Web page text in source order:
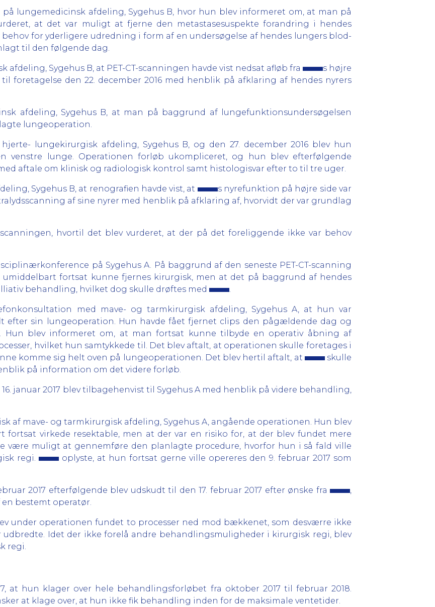
lungemedicinsk afdeling, Sygehus B, hvor hun blev informeret om, at man på
at det var muligt at fjerne den metastasesuspekte forandring i hendes
for yderligere udredning i form af en undersøgelse af hendes lungers blod-
til den følgende dag.
afdeling, Sygehus B, at PET-CT-scanningen havde vist nedsat afløb fra
s højre
foretagelse den 22. december 2016 med henblik på afklaring af hendes nyrers
afdeling, Sygehus B, at man på baggrund af lungefunktionsundersøgelsen
lungeoperation.
lungekirurgisk afdeling, Sygehus B, og den 27. december 2016 blev hun
venstre lunge. Operationen forløb ukompliceret, og hun blev efterfølgende
aftale om klinisk og radiologisk kontrol samt histologisvar efter to til tre uger.
Sygehus B, at renografien havde vist, at
s nyrefunktion på højre side var
af sine nyrer med henblik på afklaring af, hvorvidt der var grundlag
hvortil det blev vurderet, at der på det foreliggende ikke var behov
på Sygehus A. På baggrund af den seneste PET-CT-scanning
umiddelbart fortsat kunne fjernes kirurgisk, men at det på baggrund af hendes
behandling, hvilket dog skulle drøftes med
.
med mave- og tarmkirurgisk afdeling, Sygehus A, at hun var
efter sin lungeoperation. Hun havde fået fjernet clips den pågældende dag og
Hun blev informeret om, at man fortsat kunne tilbyde en operativ åbning af
hvilket hun samtykkede til. Det blev aftalt, at operationen skulle foretages i
komme sig helt oven på lungeoperationen. Det blev hertil aftalt, at
skulle
på information om det videre forløb.
16. januar 2017 blev tilbagehenvist til Sygehus A med henblik på videre behandling,
af mave- og tarmkirurgisk afdeling, Sygehus A, angående operationen. Hun blev
fortsat virkede resektable, men at der var en risiko for, at der blev fundet mere
være muligt at gennemføre den planlagte procedure, hvorfor hun i så fald ville
regi.
oplyste, at hun fortsat gerne ville opereres den 9. februar 2017 som
2017 efterfølgende blev udskudt til den 17. februar 2017 efter ønske fra
,
bestemt operatør.
under operationen fundet to processer ned mod bækkenet, som desværre ikke
udbredte. Idet der ikke forelå andre behandlingsmuligheder i kirurgisk regi, blev
regi.
at hun klager over hele behandlingsforløbet fra oktober 2017 til februar 2018.
at klage over, at hun ikke fik behandling inden for de maksimale ventetider.